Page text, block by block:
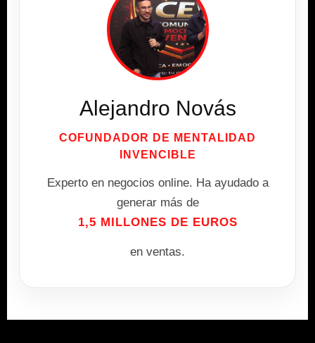
Alejandro Novás
COFUNDADOR DE MENTALIDAD
INVENCIBLE
Experto en negocios online. Ha ayudado a
generar más de
1,5 MILLONES DE EUROS
en ventas.